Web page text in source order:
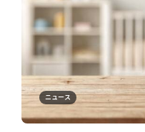
ニュース